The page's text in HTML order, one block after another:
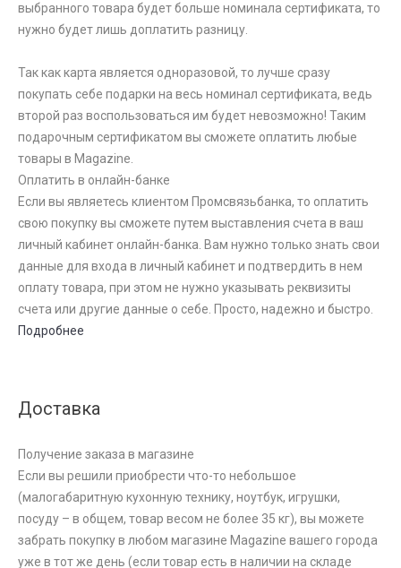
выбранного товара будет больше номинала сертификата, то
нужно будет лишь доплатить разницу.
Так как карта является одноразовой, то лучше сразу
покупать себе подарки на весь номинал сертификата, ведь
второй раз воспользоваться им будет невозможно! Таким
подарочным сертификатом вы сможете оплатить любые
товары в Magazine.
Оплатить в онлайн-банке
Если вы являетесь клиентом Промсвязьбанка, то оплатить
свою покупку вы сможете путем выставления счета в ваш
личный кабинет онлайн-банка. Вам нужно только знать свои
данные для входа в личный кабинет и подтвердить в нем
оплату товара, при этом не нужно указывать реквизиты
счета или другие данные о себе. Просто, надежно и быстро.
Подробнее
Доставка
Получение заказа в магазине
Если вы решили приобрести что-то небольшое
(малогабаритную кухонную технику, ноутбук, игрушки,
посуду – в общем, товар весом не более 35 кг), вы можете
забрать покупку в любом магазине Magazine вашего города
уже в тот же день (если товар есть в наличии на складе